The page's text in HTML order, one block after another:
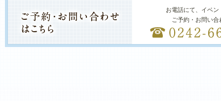
お電話にて、イベ
ご予約・お問い